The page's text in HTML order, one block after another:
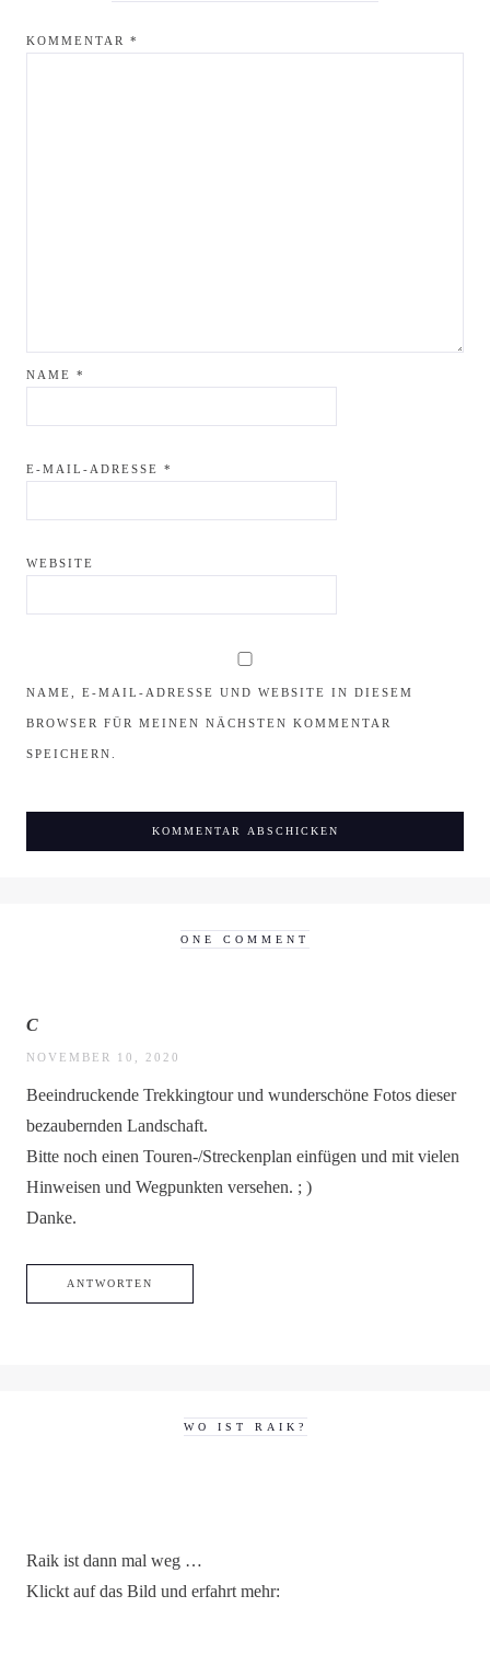
KOMMENTAR *
NAME *
E-MAIL-ADRESSE *
WEBSITE
NAME, E-MAIL-ADRESSE UND WEBSITE IN DIESEM
BROWSER FÜR MEINEN NÄCHSTEN KOMMENTAR
SPEICHERN.
ONE COMMENT
C
NOVEMBER 10, 2020
Beeindruckende Trekkingtour und wunderschöne Fotos dieser
bezaubernden Landschaft.
Bitte noch einen Touren-/Streckenplan einfügen und mit vielen
Hinweisen und Wegpunkten versehen. ; )
Danke.
ANTWORTEN
WO IST RAIK?
Raik ist dann mal weg …
Klickt auf das Bild und erfahrt mehr: